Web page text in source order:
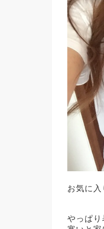
お気に入
やっぱ